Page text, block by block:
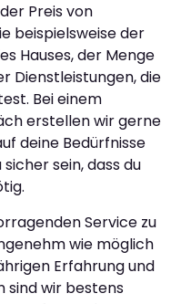
Preis von
beispielsweise der
Hauses, der Menge
Dienstleistungen, die
Bei einem
erstellen wir gerne
deine Bedürfnisse
sein, dass du
Service zu
wie möglich
Erfahrung und
sind wir bestens